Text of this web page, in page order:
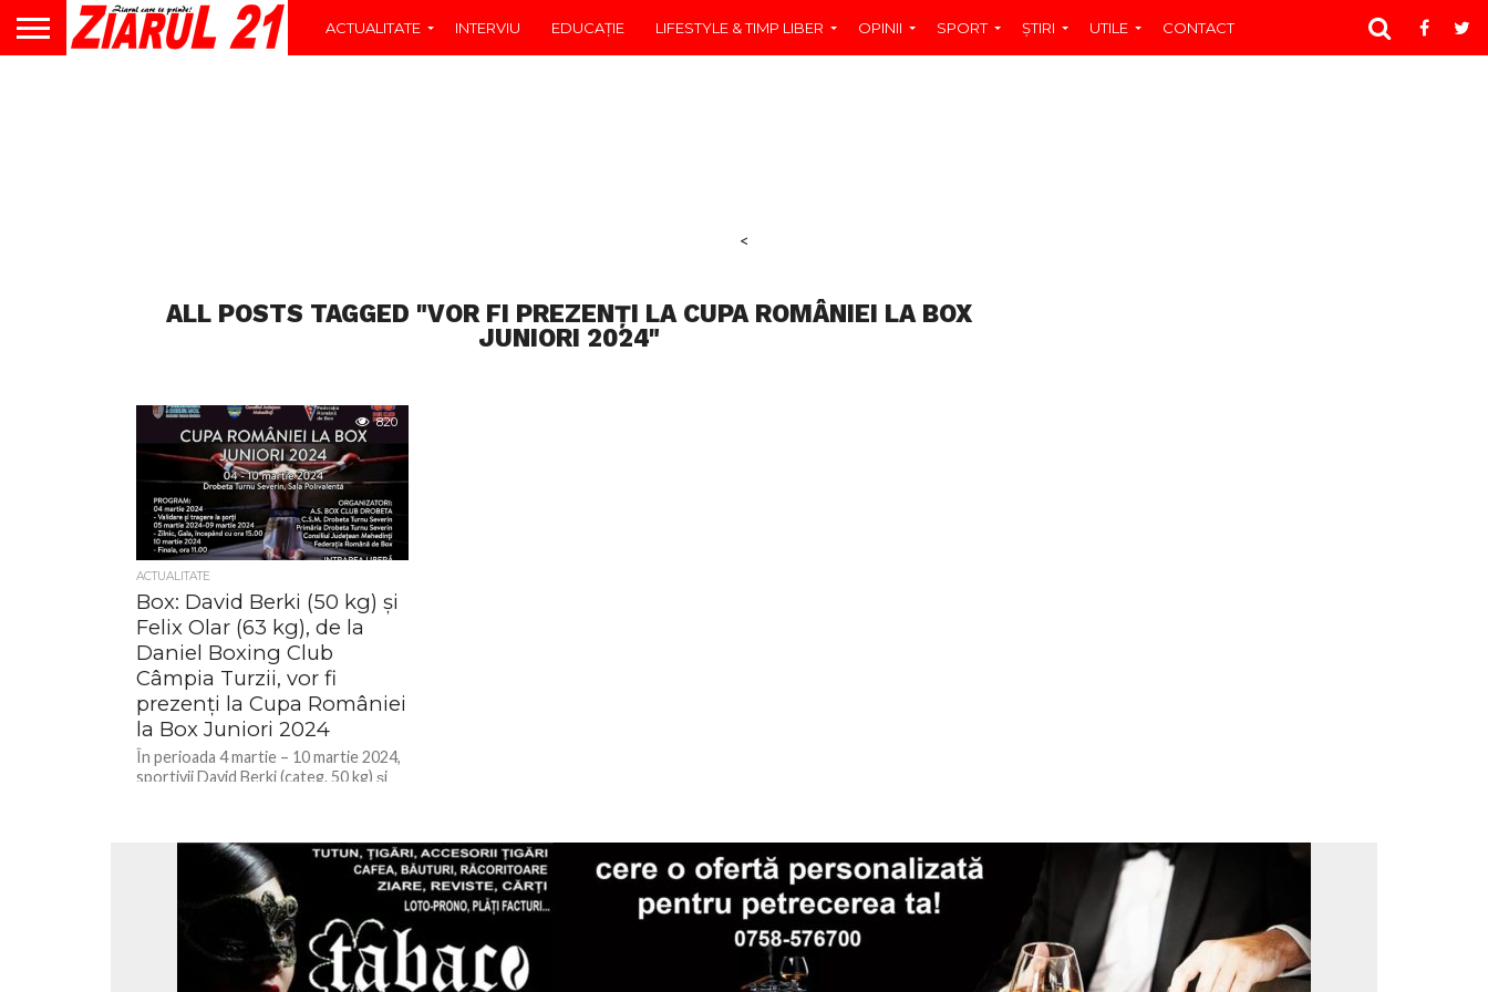
ACTUALITATE INTERVIU EDUCAŢIE LIFESTYLE & TIMP LIBER OPINII SPORT ŞTIRI UTILE CONTACT
<
ALL POSTS TAGGED "VOR FI PREZENȚI LA CUPA ROMÂNIEI LA BOX
JUNIORI 2024"
820
ACTUALITATE
Box: David Berki (50 kg) și
Felix Olar (63 kg), de la
Daniel Boxing Club
Câmpia Turzii, vor fi
prezenți la Cupa României
la Box Juniori 2024
În perioada 4 martie – 10 martie 2024,
sportivii David Berki (categ. 50 kg) și